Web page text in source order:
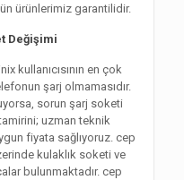
ürünlerimiz garantilidir.
Değişimi
kullanıcısının en çok
şarj olmamasıdır.
sorun şarj soketi
uzman teknik
fiyata sağlıyoruz. cep
kulaklık soketi ve
bulunmaktadır. cep